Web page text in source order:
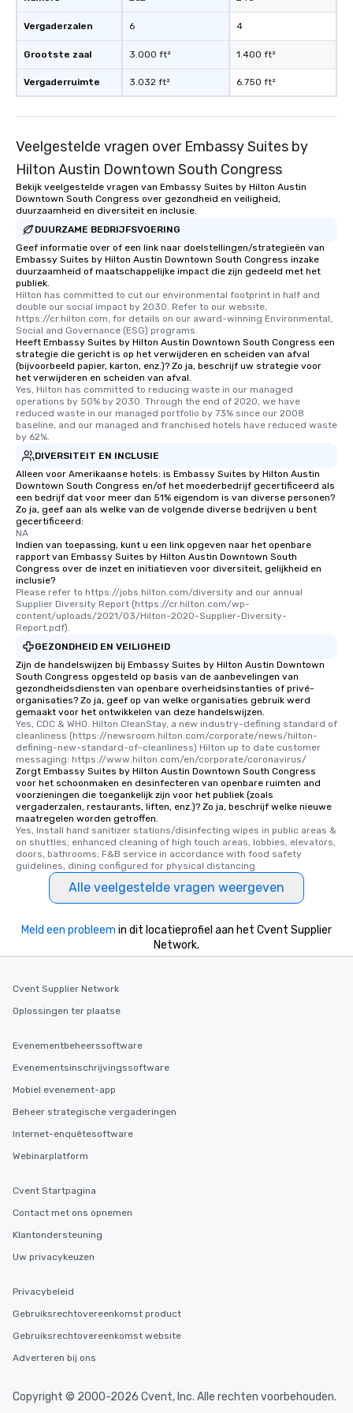
Vergaderzalen
Grootste zaal
Vergaderruimte
6
3.000 ft²
3.032 ft²
4
1.400 ft²
6.750 ft²
Veelgestelde vragen over Embassy Suites by
Hilton Austin Downtown South Congress
Bekijk veelgestelde vragen van Embassy Suites by Hilton Austin
Downtown South Congress over gezondheid en veiligheid,
duurzaamheid en diversiteit en inclusie.
DUURZAME BEDRIJFSVOERING
Geef informatie over of een link naar doelstellingen/strategieën van
Embassy Suites by Hilton Austin Downtown South Congress inzake
duurzaamheid of maatschappelijke impact die zijn gedeeld met het
publiek.
Hilton has committed to cut our environmental footprint in half and
double our social impact by 2030. Refer to our website,
https://cr.hilton.com, for details on our award-winning Environmental,
Social and Governance (ESG) programs.
Heeft Embassy Suites by Hilton Austin Downtown South Congress een
strategie die gericht is op het verwijderen en scheiden van afval
(bijvoorbeeld papier, karton, enz.)? Zo ja, beschrijf uw strategie voor
het verwijderen en scheiden van afval.
Yes, Hilton has committed to reducing waste in our managed
operations by 50% by 2030. Through the end of 2020, we have
reduced waste in our managed portfolio by 73% since our 2008
baseline, and our managed and franchised hotels have reduced waste
by 62%.
DIVERSITEIT EN INCLUSIE
Alleen voor Amerikaanse hotels: is Embassy Suites by Hilton Austin
Downtown South Congress en/of het moederbedrijf gecertificeerd als
een bedrijf dat voor meer dan 51% eigendom is van diverse personen?
Zo ja, geef aan als welke van de volgende diverse bedrijven u bent
gecertificeerd:
NA
Indien van toepassing, kunt u een link opgeven naar het openbare
rapport van Embassy Suites by Hilton Austin Downtown South
Congress over de inzet en initiatieven voor diversiteit, gelijkheid en
inclusie?
Please refer to https://jobs.hilton.com/diversity and our annual
Supplier Diversity Report (https://cr.hilton.com/wp-
content/uploads/2021/03/Hilton-2020-Supplier-Diversity-
Report.pdf).
GEZONDHEID EN VEILIGHEID
Zijn de handelswijzen bij Embassy Suites by Hilton Austin Downtown
South Congress opgesteld op basis van de aanbevelingen van
gezondheidsdiensten van openbare overheidsinstanties of privé-
organisaties? Zo ja, geef op van welke organisaties gebruik werd
gemaakt voor het ontwikkelen van deze handelswijzen.
Yes, CDC & WHO. Hilton CleanStay, a new industry-defining standard of
cleanliness (https://newsroom.hilton.com/corporate/news/hilton-
defining-new-standard-of-cleanliness) Hilton up to date customer
messaging: https://www.hilton.com/en/corporate/coronavirus/
Zorgt Embassy Suites by Hilton Austin Downtown South Congress
voor het schoonmaken en desinfecteren van openbare ruimten and
voorzieningen die toegankelijk zijn voor het publiek (zoals
vergaderzalen, restaurants, liften, enz.)? Zo ja, beschrijf welke nieuwe
maatregelen worden getroffen.
Yes, Install hand sanitizer stations/disinfecting wipes in public areas &
on shuttles; enhanced cleaning of high touch areas, lobbies, elevators,
doors, bathrooms; F&B service in accordance with food safety
guidelines, dining configured for physical distancing
Alle veelgestelde vragen weergeven
Meld een probleem in dit locatieprofiel aan het Cvent Supplier
Network.
Cvent Supplier Network
Oplossingen ter plaatse
Evenementbeheerssoftware
Evenementsinschrijvingssoftware
Mobiel evenement-app
Beheer strategische vergaderingen
Internet-enquêtesoftware
Webinarplatform
Cvent Startpagina
Contact met ons opnemen
Klantondersteuning
Uw privacykeuzen
Privacybeleid
Gebruiksrechtovereenkomst product
Gebruiksrechtovereenkomst website
Adverteren bij ons
Copyright © 2000-2026 Cvent, Inc. Alle rechten voorbehouden.